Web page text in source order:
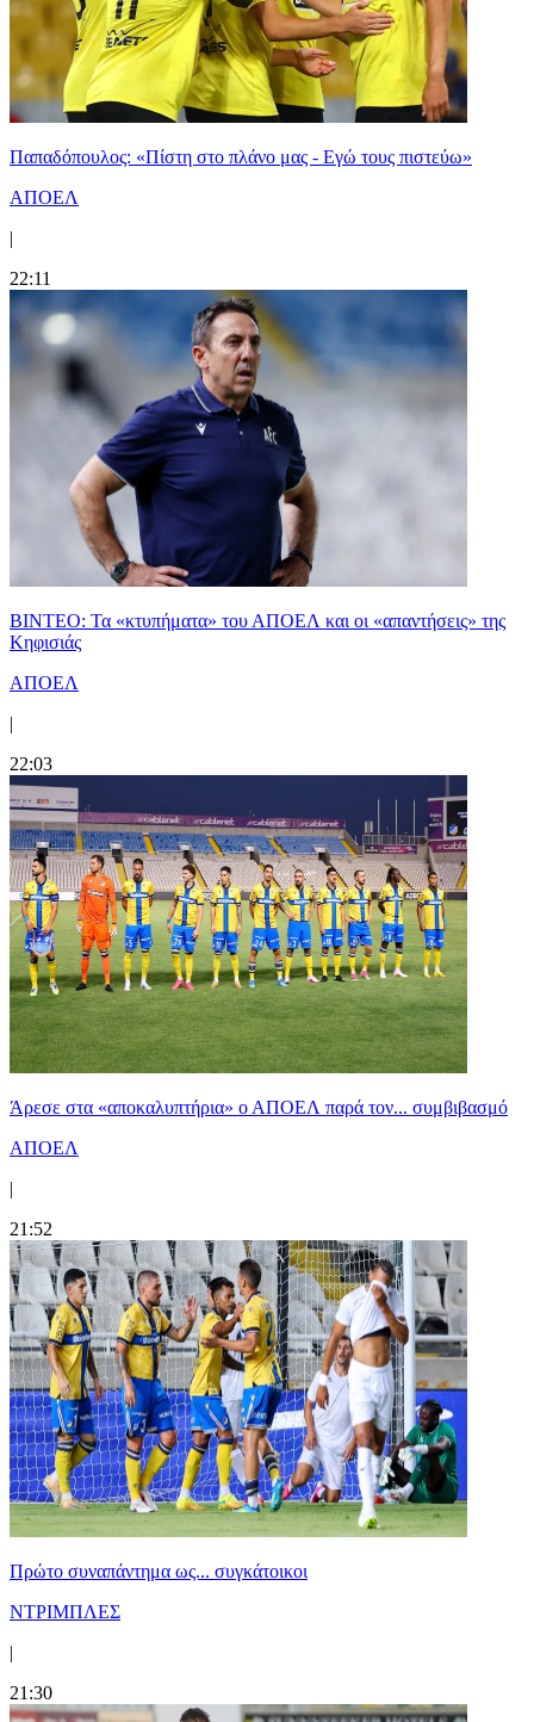
Παπαδόπουλος: «Πίστη στο πλάνο μας - Εγώ τους πιστεύω»
ΑΠΟΕΛ
|
22:11
ΒΙΝΤΕΟ: Τα «κτυπήματα» του ΑΠΟΕΛ και οι «απαντήσεις» της
Κηφισιάς
ΑΠΟΕΛ
|
22:03
Άρεσε στα «αποκαλυπτήρια» ο ΑΠΟΕΛ παρά τον... συμβιβασμό
ΑΠΟΕΛ
|
21:52
Πρώτο συναπάντημα ως... συγκάτοικοι
ΝΤΡΙΜΠΛΕΣ
|
21:30